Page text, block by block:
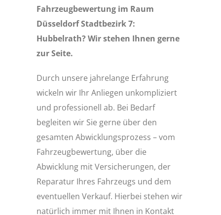
Fahrzeugbewertung im Raum
Düsseldorf Stadtbezirk 7:
Hubbelrath? Wir stehen Ihnen gerne
zur Seite.
Durch unsere jahrelange Erfahrung
wickeln wir Ihr Anliegen unkompliziert
und professionell ab. Bei Bedarf
begleiten wir Sie gerne über den
gesamten Abwicklungsprozess – vom
Fahrzeugbewertung, über die
Abwicklung mit Versicherungen, der
Reparatur Ihres Fahrzeugs und dem
eventuellen Verkauf. Hierbei stehen wir
natürlich immer mit Ihnen in Kontakt